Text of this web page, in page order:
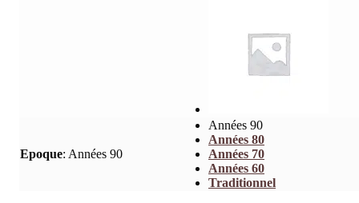
Epoque: Années 90
Années 90
Années 80
Années 70
Années 60
Traditionnel